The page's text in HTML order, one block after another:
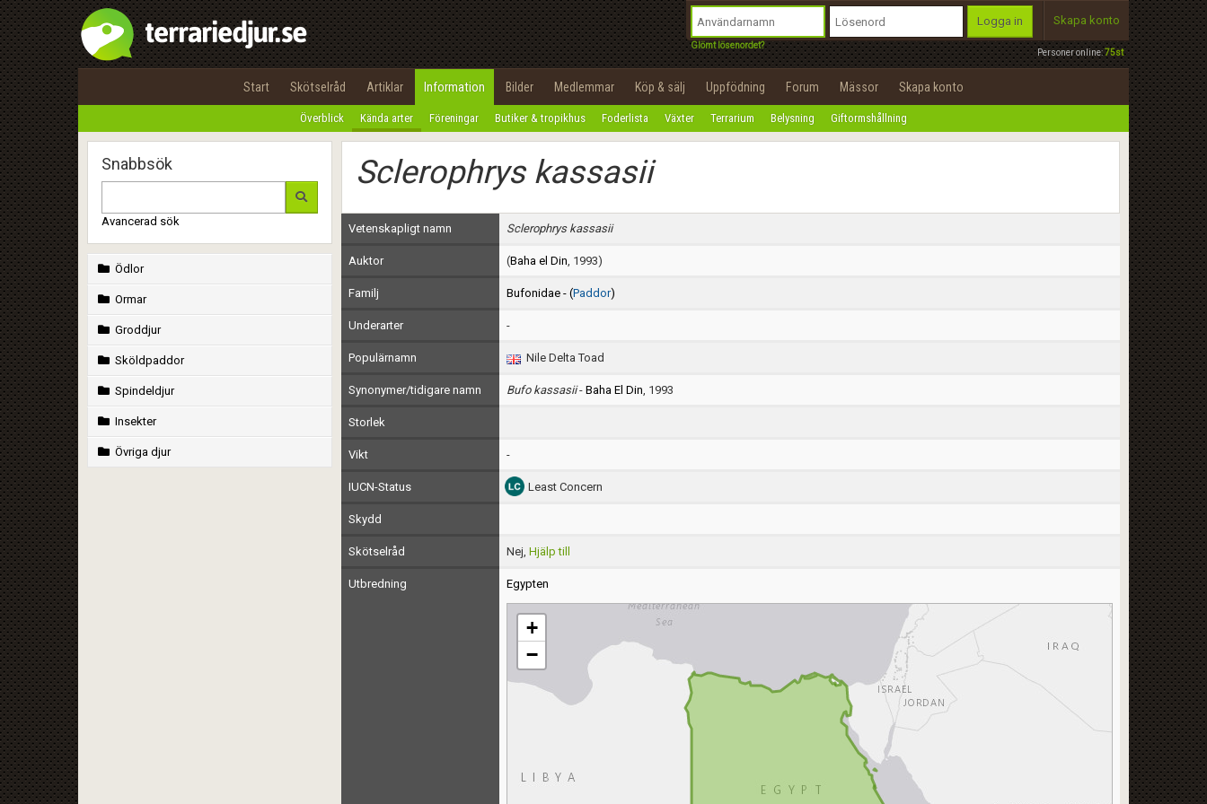
Personer online:75st
Logga in
Glömt lösenordet?
Skapa konto
Start Skötselråd Artiklar Information Bilder Medlemmar Köp & sälj Uppfödning Forum Mässor Skapa konto
Överblick Kända arter Föreningar Butiker & tropikhus Foderlista Växter Terrarium Belysning Giftormshållning
Snabbsök
Avancerad sök
Ödlor
Ormar
Groddjur
Sköldpaddor
Spindeldjur
Insekter
Övriga djur
Sclerophrys kassasii
Vetenskapligt namn Sclerophrys kassasii
Auktor (Baha el Din, 1993)
Familj Bufonidae - (Paddor)
Underarter -
Populärnamn Nile Delta Toad
Synonymer/tidigare namn Bufo kassasii- Baha El Din, 1993
Storlek
Vikt -
IUCN-Status Least Concern
Skydd
Skötselråd Nej, Hjälp till
Utbredning Egypten
+
−
Utför
100%
OK
integritetspolicy
Namn:
Epost:
Användarnamn:
Lösenord:
Privacy Policy
Terms of Service
Begär nytt lösenord
Tillbaka till förstasidan